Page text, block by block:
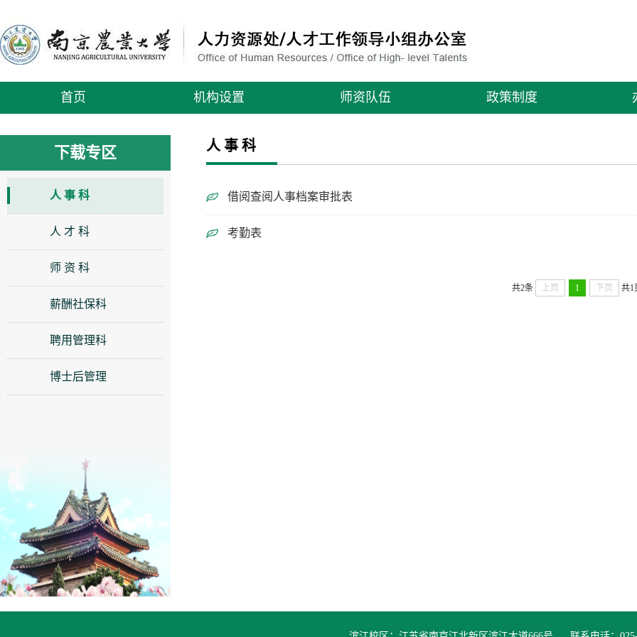
首页 机构设置 师资队伍 政策制度
下载专区
人 事 科
人 才 科
师 资 科
薪酬社保科
聘用管理科
博士后管理
人 事 科
借阅查阅人事档案审批表
考勤表
共2条 上页 1 下页 共1